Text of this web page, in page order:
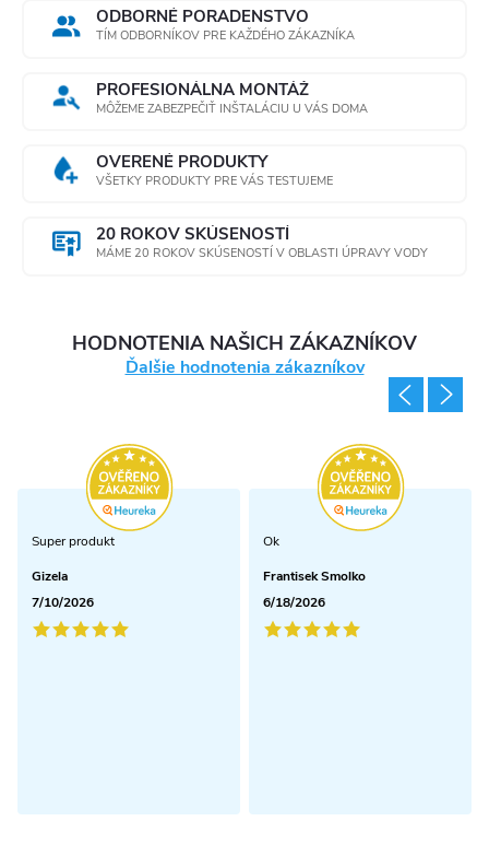
ODBORNÉ PORADENSTVO
TÍM ODBORNÍKOV PRE KAŽDÉHO ZÁKAZNÍKA
PROFESIONÁLNA MONTÁŽ
MÔŽEME ZABEZPEČIŤ INŠTALÁCIU U VÁS DOMA
OVERENÉ PRODUKTY
VŠETKY PRODUKTY PRE VÁS TESTUJEME
20 ROKOV SKÚSENOSTÍ
MÁME 20 ROKOV SKÚSENOSTÍ V OBLASTI ÚPRAVY VODY
HODNOTENIA NAŠICH ZÁKAZNÍKOV
Ďalšie hodnotenia zákazníkov
Super produkt
Gizela
7/10/2026
Ok
Frantisek Smolko
6/18/2026